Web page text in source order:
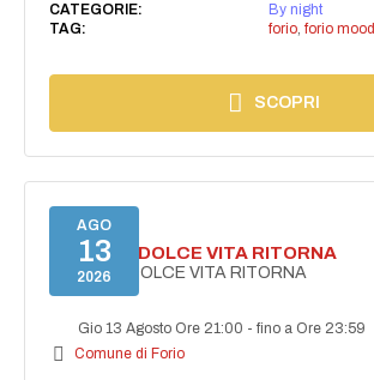
CATEGORIE:
By night
TAG:
forio, forio mood
SCOPRI
AGO
13
2026
FORIO LA DOLCE VITA RITORNA
FORIO LA DOLCE VITA RITORNA
Gio 13 Agosto Ore 21:00 -fino a Ore 23:59
Comune di Forio